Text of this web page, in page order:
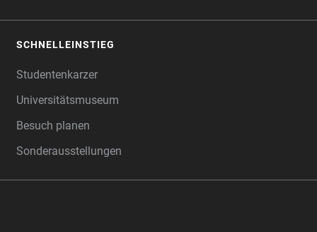
SCHNELLEINSTIEG
Studentenkarzer
Universitätsmuseum
Besuch planen
Sonderausstellungen